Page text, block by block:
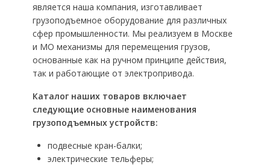
является наша компания, изготавливает
грузоподъемное оборудование для различных
сфер промышленности. Мы реализуем в Москве
и МО механизмы для перемещения грузов,
основанные как на ручном принципе действия,
так и работающие от электропривода.
Каталог наших товаров включает
следующие основные наименования
грузоподъемных устройств:
подвесные кран-балки;
электрические тельферы;